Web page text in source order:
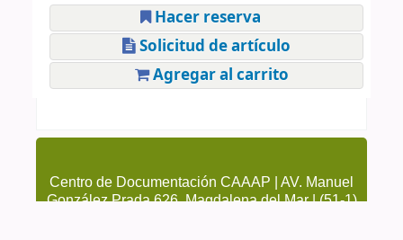
Hacer reserva
Solicitud de artículo
Agregar al carrito
Centro de Documentación CAAAP | AV. Manuel
González Prada 626, Magdalena del Mar | (51-1)